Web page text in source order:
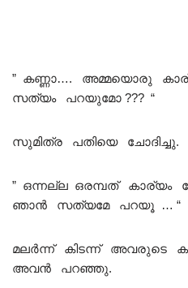
” കണ്ണാ…. അമ്മയൊരു
സത്യം പറയുമോ ??? “
സുമിത്ര പതിയെ ചോദിച്ചു.
” ഒന്നല്ല ഒരമ്പത് കാര്യം
ഞാൻ സത്യമേ പറയൂ … “
മലർന്ന് കിടന്ന് അവരുടെ
അവൻ പറഞ്ഞു.